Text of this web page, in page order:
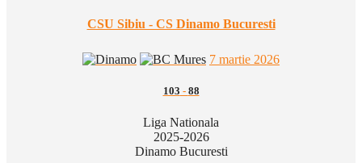
CSU Sibiu - CS Dinamo Bucuresti
7 martie 2026
103 - 88
Liga Nationala
2025-2026
Dinamo Bucuresti